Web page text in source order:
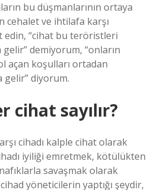
bu düşmanlarının ortaya
cehalet ve ihtilafa karşı
edin, “cihat bu teröristleri
demiyorum, “onların
açan koşulları ortadan
gelir” diyorum.
cihat sayılır?
cihadı kalple cihat olarak
iyiliği emretmek, kötülükten
savaşmak olarak
cihad yöneticilerin yaptığı şeydir,